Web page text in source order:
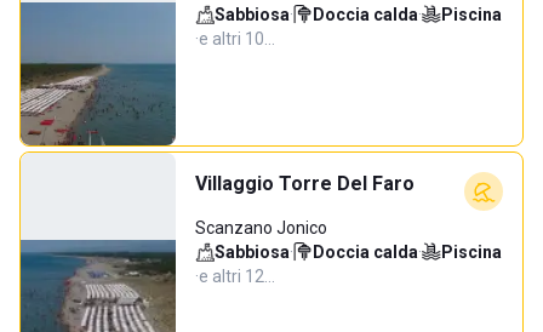
Sabbiosa· Doccia calda·
Piscina
·e altri 10…
Villaggio Torre Del Faro
Scanzano Jonico
Sabbiosa· Doccia calda·
Piscina
·e altri 12…